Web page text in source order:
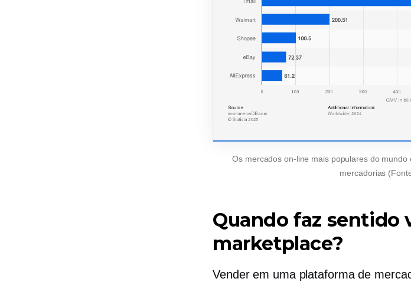
Os mercados on-line mais populares do
mercadorias
Quando faz sentido
marketplace?
Vender em uma plataforma de